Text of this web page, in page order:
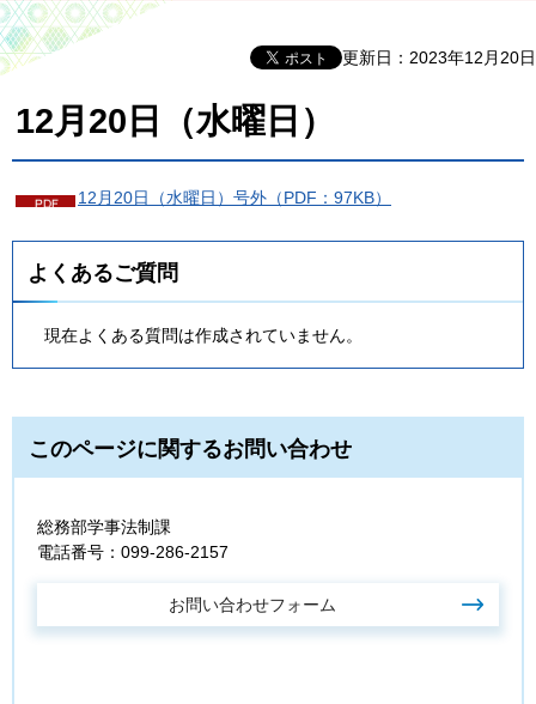
更新日：2023年12月20日
12月20日（水曜日）
12月20日（水曜日）号外（PDF：97KB）
よくあるご質問
現在よくある質問は作成されていません。
このページに関するお問い合わせ
総務部学事法制課
電話番号：099-286-2157